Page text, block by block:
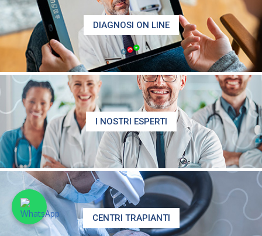
DIAGNOSI ON LINE
I NOSTRI ESPERTI
CENTRI TRAPIANTI